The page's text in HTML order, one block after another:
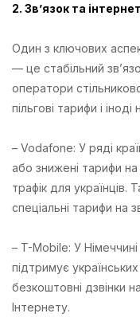
2. Зв’язок та
Один з ключових
— це стабільний
оператори
пільгові тарифи і
– Vodafone: У ряді
або знижені тарифи на
трафік для
спеціальні тарифи на
– T-Mobile: У
підтримує
безкоштовні дзвінки
Інтернету.